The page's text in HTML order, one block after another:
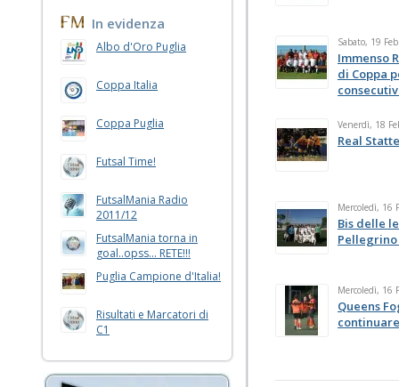
In evidenza
Albo d'Oro Puglia
Coppa Italia
Coppa Puglia
Futsal Time!
FutsalMania Radio
2011/12
FutsalMania torna in
goal..opss... RETE!!!
Puglia Campione d'Italia!
Risultati e Marcatori di
C1
Sabato, 19
Immenso
di Coppa
Venerdì, 18
Real
Mercoledì, 16
Bis delle
Pellegrino
Mercoledì, 16
Queens